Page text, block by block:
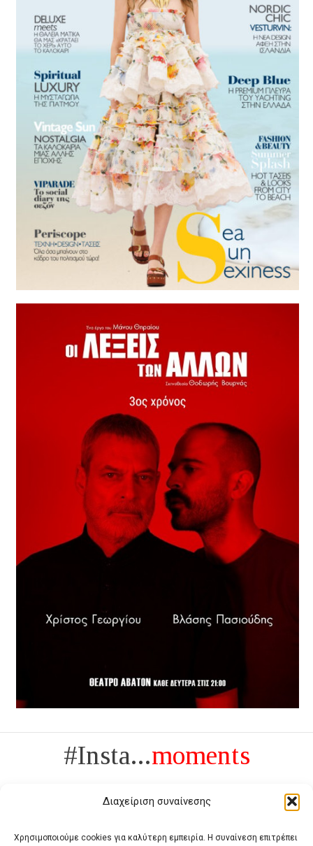
Διαχείριση συναίνεσης
Χρησιμοποιούμε cookies για καλύτερη εμπειρία. Η συναίνεση επιτρέπει
#Insta...moments